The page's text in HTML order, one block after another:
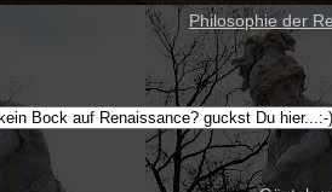
Philosophie der